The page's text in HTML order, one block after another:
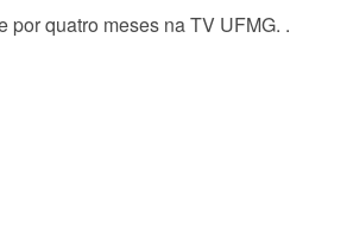
quatro meses na TV UFMG. .